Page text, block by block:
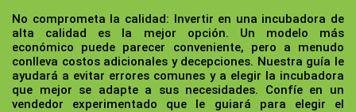
No comprometa la calidad: Invertir en una incubadora de
alta calidad es la mejor opción. Un modelo más
económico puede parecer conveniente, pero a menudo
conlleva costos adicionales y decepciones. Nuestra guía le
ayudará a evitar errores comunes y a elegir la incubadora
que mejor se adapte a sus necesidades. Confíe en un
vendedor experimentado que le guiará para elegir el